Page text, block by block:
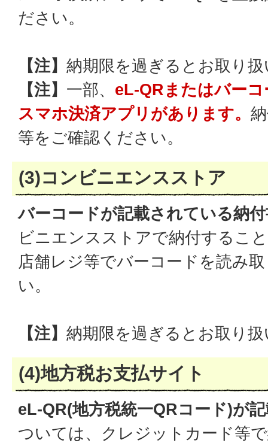
ださい。
【注】 納期限を過ぎるとお取り
【注】 一部、 eL-QRまたはバー
スマホ決済アプリがあります。
等をご確認ください。
(3)コンビニエンスストア
バーコードが記載されている納
ビニエンスストアで納付するこ
店舗レジ等でバーコードを読み
い。
【注】 納期限を過ぎるとお取り
(4)地方税お支払サイト
eL-QR(地方税統一QRコード)が
ついては、クレジットカード等